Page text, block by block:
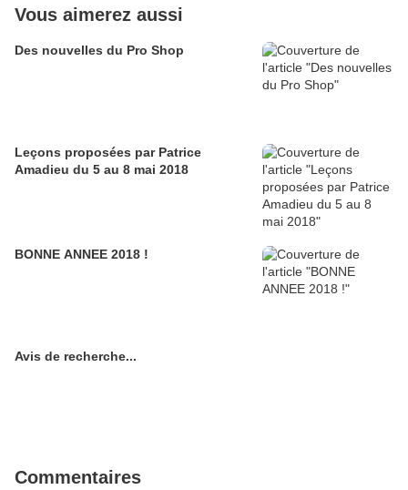
Vous aimerez aussi
Des nouvelles du Pro Shop
Leçons proposées par Patrice
Amadieu du 5 au 8 mai 2018
BONNE ANNEE 2018 !
Avis de recherche...
Commentaires